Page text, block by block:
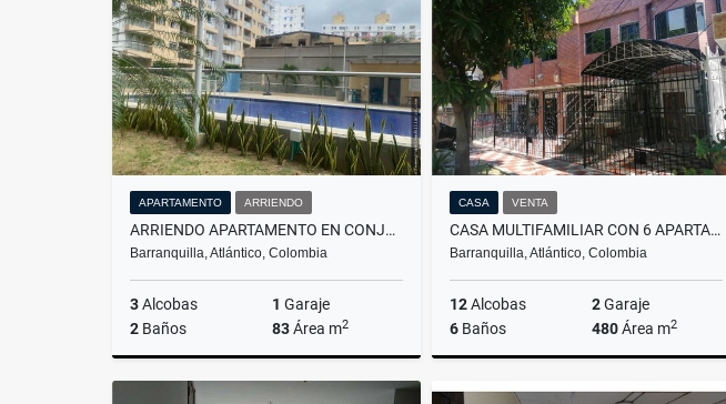
$360.000.000 $4.000.000
APARTAMENTO ARRIENDO
ARRIENDO APARTAMENTO EN CONJUNTO LA PLAUZELA
Barranquilla, Atlántico, Colombia
3Alcobas 1 Garaje
2 Baños 83Área m2
Arriendo
CASA VENTA
CASA MULTIFAMILIAR CON 6 APARTAMENTOS EN BARRIO MODELO
Barranquilla, Atlántico, Colombia
12Alcobas 2Garaje
6 Baños 480Área m2
Venta